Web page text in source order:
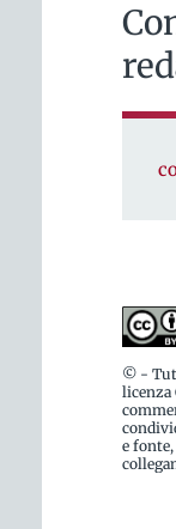
© -
licenza
e